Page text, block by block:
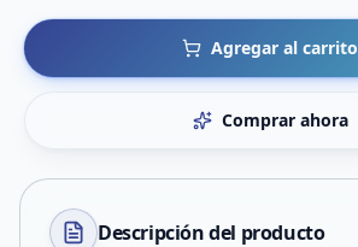
Agregar al carrito
Comprar ahora
Descripción del producto